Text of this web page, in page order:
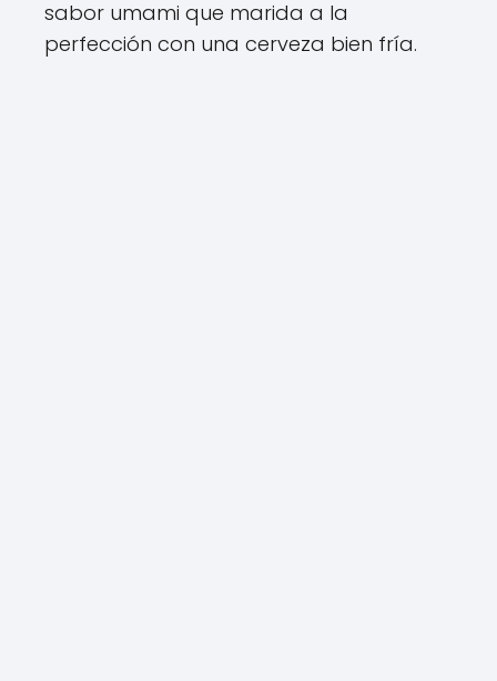
sabor umami que marida a la
perfección con una cerveza bien fría.